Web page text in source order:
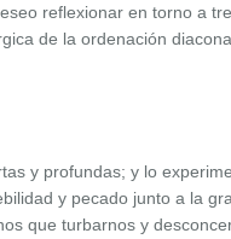
reflexionar en torno a
de la ordenación
y profundas; y lo
y pecado junto a la
que turbarnos y